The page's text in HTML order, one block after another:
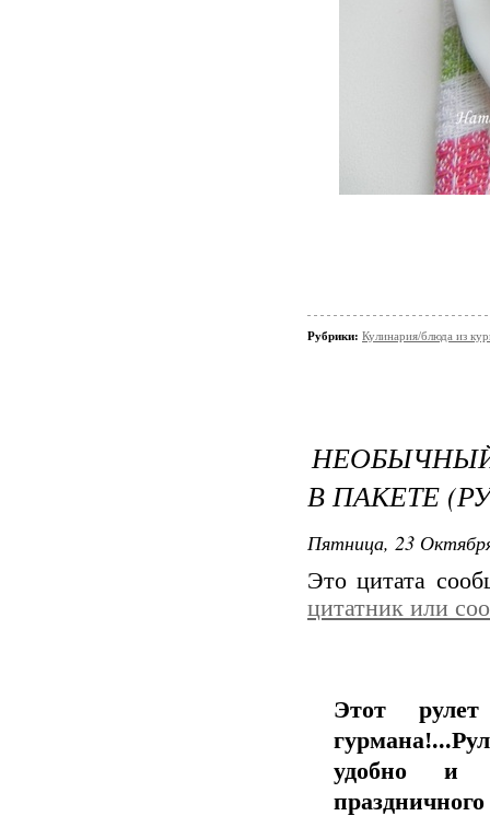
Рубрики: Кулинария/блюда из
В ПАКЕТЕ
Пятница, 23
Это цитата
цитатник или
Этот
удобно и